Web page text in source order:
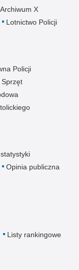
Archiwum X
Lotnictwo Policji
Policji
Sprzęt
Opinia publiczna
Listy rankingowe